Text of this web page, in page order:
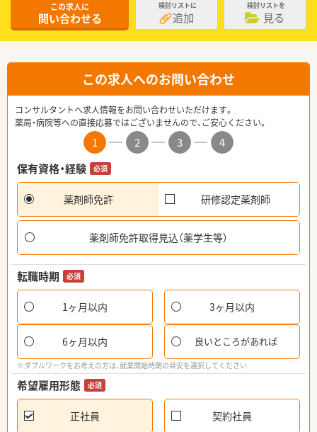
この求人に
問い合わせる
検討リストに
追加
検討リストを
見る
この求人へのお問い合わせ
コンサルタントへ求人情報をお問い合わせいただけます。
薬局・病院等への直接応募ではございませんので、ご安心ください。
1 2 3
4
保有資格・経験
必須
薬剤師免許 研修認定薬剤師
薬剤師免許取得見込（薬学生等）
転職時期 必須
1ヶ月以内 3ヶ月以内
6ヶ月以内 良いところがあれば
※ダブルワークをお考えの方は、就業開始時期の目安を選択してください
希望雇用形態 必須
正社員 契約社員